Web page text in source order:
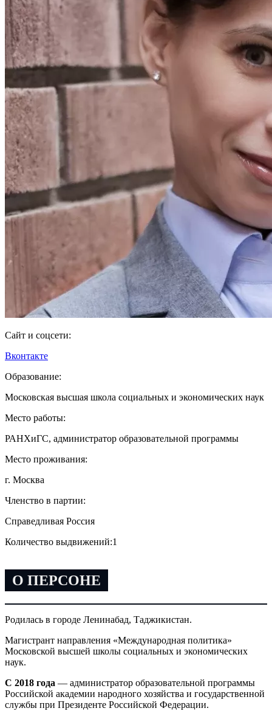
Сайт и соцсети:
Вконтакте
Образование:
Московская высшая школа социальных и экономических наук
Место работы:
РАНХиГС, администратор образовательной программы
Место проживания:
г. Москва
Членство в партии:
Справедливая Россия
Количество выдвижений:1
О ПЕРСОНЕ
Родилась в городе Ленинабад, Таджикистан.
Магистрант направления «Международная политика»
Московской высшей школы социальных и экономических
наук.
С 2018 года — администратор образовательной программы
Российской академии народного хозяйства и государственной
службы при Президенте Российской Федерации.